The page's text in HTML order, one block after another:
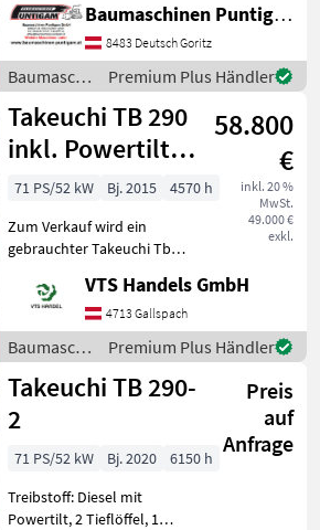
Böschungslöffel
Referenznummer: 16848
Baumaschinen Puntigam
GmbH Unser Spezialgebiet:
Ankauf -
Baumaschinen Puntigam GmbH
8483 Deutsch Goritz
Baumaschinen
/ Takeuchi
Premium Plus Händler
Takeuchi TB 290
inkl. Powertilt
und Löffelset
58.800
€
inkl. 20 %
MwSt.
49.000 €
exkl.
71 PS/52 kW Bj. 2015
4570 h
Zum Verkauf wird ein
gebrauchter Takeuchi Tb
Löffelset angeboten. Der
Greifer am Bild ist nicht im
Preis inkludiert! Letztes
Service bei c
VTS Handels GmbH
4713 Gallspach
Baumaschinen
/ Takeuchi
Premium Plus Händler
Takeuchi TB 290-
2
Preis
auf
Anfrage
71 PS/52 kW Bj. 2020
6150 h
Treibstoff: Diesel mit
Powertilt, 2 Tieflöffel, 1